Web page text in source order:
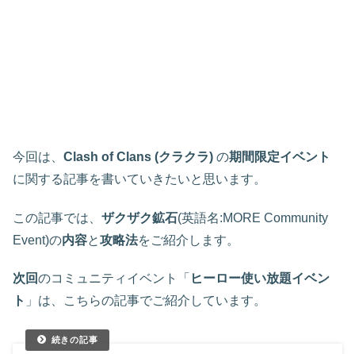
今回は、 Clash of Clans (クラクラ) の期間限定イベント
に関する記事を書いていきたいと思います。
この記事では、 ザクザク鉱石(英語名:MORE Community
Event)の内容と攻略法をご紹介します。
次回のコミュニティイベント「 ヒーロー使い放題イベン
ト 」は、こちらの記事でご紹介しています。